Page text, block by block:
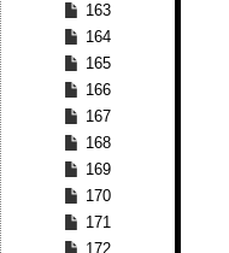
163
164
165
166
167
168
169
170
171
172